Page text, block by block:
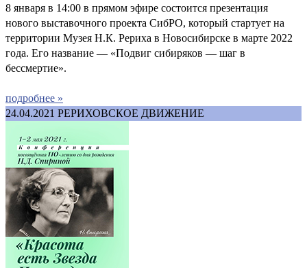
8 января в 14:00 в прямом эфире состоится презентация
нового выставочного проекта СибРО, который стартует на
территории Музея Н.К. Рериха в Новосибирске в марте 2022
года. Его название — «Подвиг сибиряков — шаг в
бессмертие».
подробнее »
24.04.2021 РЕРИХОВСКОЕ ДВИЖЕНИЕ